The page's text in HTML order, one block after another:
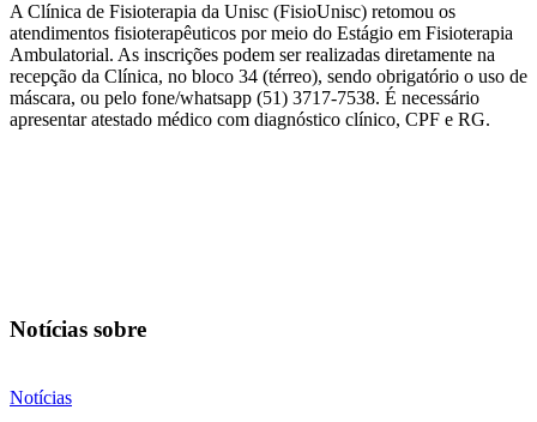
A Clínica de Fisioterapia da Unisc (FisioUnisc) retomou os
atendimentos fisioterapêuticos por meio do Estágio em Fisioterapia
Ambulatorial. As inscrições podem ser realizadas diretamente na
recepção da Clínica, no bloco 34 (térreo), sendo obrigatório o uso de
máscara, ou pelo fone/whatsapp (51) 3717-7538. É necessário
apresentar atestado médico com diagnóstico clínico, CPF e RG.
Notícias sobre
Notícias